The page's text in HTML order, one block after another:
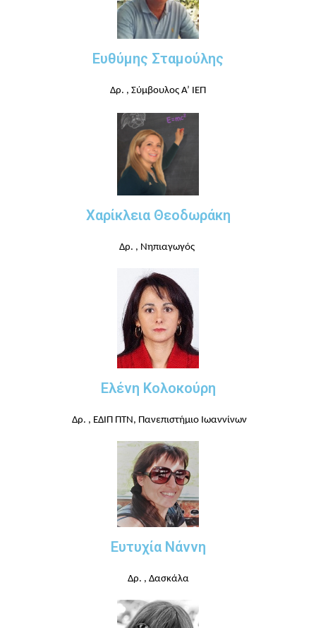
Ευθύμης Σταμούλης
Δρ. , Σύμβουλος Α’ ΙΕΠ
Χαρίκλεια Θεοδωράκη
Δρ. , Νηπιαγωγός
Ελένη Κολοκούρη
Δρ. , ΕΔΙΠ ΠΤΝ, Πανεπιστήμιο Ιωαννίνων
Ευτυχία Νάννη
Δρ. , Δασκάλα